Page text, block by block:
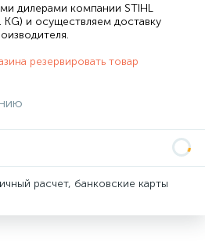
дилерами компании STIHL
KG) и осуществляем доставку
.
резервировать товар
расчет, банковские карты